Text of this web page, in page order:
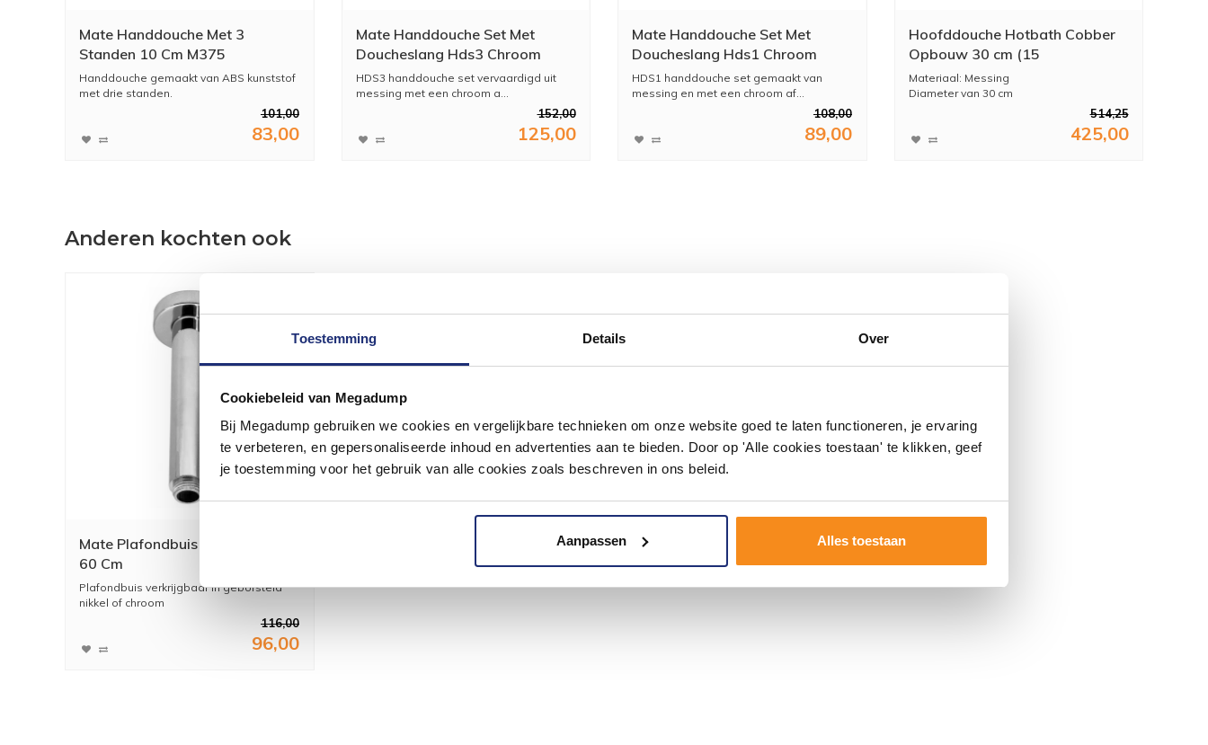
Toestemming Details Over
Cookiebeleid van Megadump
Bij Megadump gebruiken we cookies en vergelijkbare technieken om onze website goed te laten functioneren, je ervaring
te verbeteren, en gepersonaliseerde inhoud en advertenties aan te bieden. Door op 'Alle cookies toestaan' te klikken, geef
je toestemming voor het gebruik van alle cookies zoals beschreven in ons beleid.
Aanpassen Alles toestaan
Mate Handdouche Met 3
Standen 10 Cm M375
Handdouche gemaakt van ABS kunststof
met drie standen.
101,00
83,00
Mate Handdouche Set Met
Doucheslang Hds3 Chroom
HDS3 handdouche set vervaardigd uit
messing met een chroom a...
152,00
125,00
Mate Handdouche Set Met
Doucheslang Hds1 Chroom
HDS1 handdouche set gemaakt van
messing en met een chroom af...
108,00
89,00
Hoofddouche Hotbath Cobber
Opbouw 30 cm (15
Verschillende Kleuren)
Materiaal: Messing
Diameter van 30 cm
514,25
425,00
Anderen kochten ook
Mate Plafondbuis Rond 15, 30,
60 Cm
Plafondbuis verkrijgbaar in geborsteld
nikkel of chroom
116,00
96,00